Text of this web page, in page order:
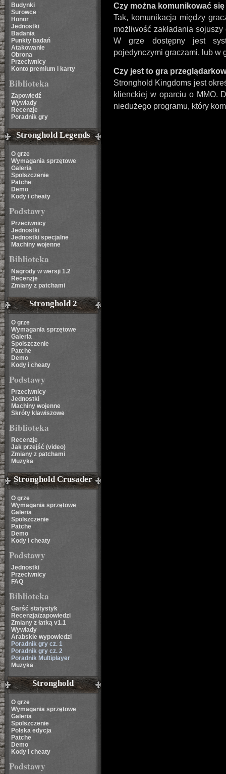
Budynki
Surowce
Honor
Jednostki
Badania
Punkty badań
Atakowanie
Obrona
Przeciwnicy
Konto premium i karty
Biblioteka
Zapowiedź
Wywiady
Recenzje
Poradnik gry
Stronghold Legends
O grze
Wymagania sprzętowe
Galeria
Spolszczenie
Patche
Demo
Kody i cheaty
Podstawy
Przeciwnicy
Jednostki
Jednostki specjalne
Machiny wojenne
Biblioteka
Nagrody w wersji 1.2
Recenzje
Zmiany z patchami
Stronghold 2
O grze
Wymagania sprzętowe
Galeria
Spolszczenie
Patche
Demo
Kody i cheaty
Podstawy
Przeciwnicy
Jednostki
Machiny wojenne
Skróty klawiszowe
Biblioteka
Recenzje
Jak przejść (video)
Zmiany z patchami
Muzyka
Stronghold Crusader
O grze
Wymagania sprzętowe
Galeria
Spolszczenie
Patche
Demo
Kody i cheaty
Podstawy
Jednostki
Przeciwnicy
FAQ
Biblioteka
Garść statystyk
Recenzja/zapowiedzi
Zmiany z łatką v1.1
Wywiady
Arabskie wypowiedzi
Poradnik gry cz. 1
Poradnik gry cz. 2
Poradnik Multiplayer
Muzyka
Stronghold
O grze
Wymagania sprzętowe
Galeria
Spolszczenie
Polska edycja
Patche
Demo
Kody i cheaty
Podstawy
Czy można komunikować
Tak, komunikacja między
możliwość zakładania
W grze dostępny jest
pojedynczymi graczami, lub w
Czy jest to gra
Stronghold Kingdoms jest
klienckiej w oparciu o MMO.
niedużego programu, który